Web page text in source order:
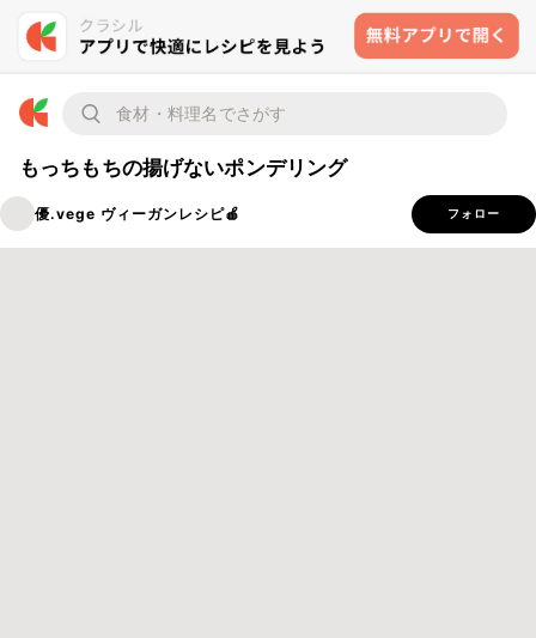
もっちもちの揚げないポンデリング
優.vege ヴィーガンレシピ🍎 フォロー